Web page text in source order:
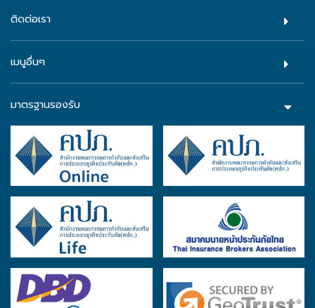
ติดต่อเรา
เมนูอื่นๆ
มาตรฐานรองรับ